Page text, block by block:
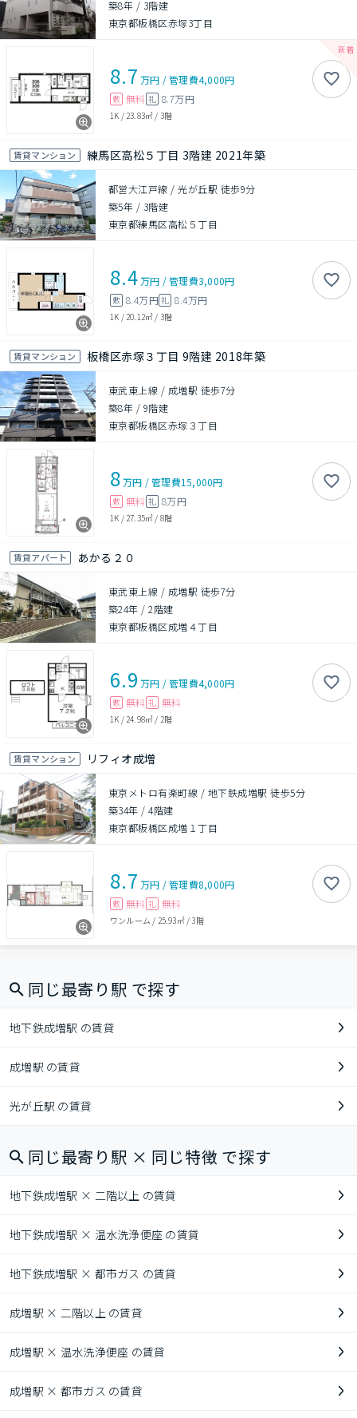
築8年 / 3階建
東京都板橋区赤塚3丁目
8.7 万円 /管理費4,000円
敷 無料 礼 8.7万円
1K / 23.83㎡ / 3階
賃貸マンション 練馬区高松５丁目 3階建 2021年築
都営大江戸線 / 光が丘駅 徒歩9分
築5年 / 3階建
東京都練馬区高松５丁目
8.4万円 /管理費3,000円
敷 8.4万円礼 8.4万円
1K / 20.12㎡ / 3階
賃貸マンション 板橋区赤塚３丁目 9階建 2018年築
東武東上線 / 成増駅 徒歩7分
築8年 / 9階建
東京都板橋区赤塚３丁目
8万円 /管理費15,000円
敷 無料 礼 8万円
1K / 27.35㎡ / 8階
賃貸アパート あかる２０
東武東上線 / 成増駅 徒歩7分
築24年 /2階建
東京都板橋区成増４丁目
6.9 万円 /管理費4,000円
敷 無料 礼 無料
1K / 24.98㎡ / 2階
賃貸マンション リフィオ成増
東京メトロ有楽町線 / 地下鉄成増駅 徒歩5分
築34年 /4階建
東京都板橋区成増１丁目
8.7 万円 /管理費8,000円
敷 無料 礼 無料
ワンルーム / 25.93㎡/3階
同じ最寄り駅 で探す
地下鉄成増駅 の賃貸
成増駅 の賃貸
光が丘駅 の賃貸
同じ最寄り駅 × 同じ特徴 で探す
地下鉄成増駅 × 二階以上 の賃貸
地下鉄成増駅 × 温水洗浄便座 の賃貸
地下鉄成増駅 × 都市ガス の賃貸
成増駅 × 二階以上 の賃貸
成増駅 × 温水洗浄便座 の賃貸
成増駅 × 都市ガス の賃貸